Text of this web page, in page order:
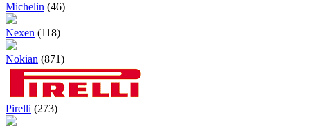
Michelin (46)
Nexen (118)
Nokian (871)
Pirelli (273)